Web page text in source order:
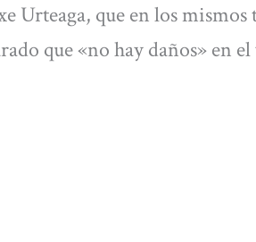
Urteaga, que en los
que «no hay daños» en